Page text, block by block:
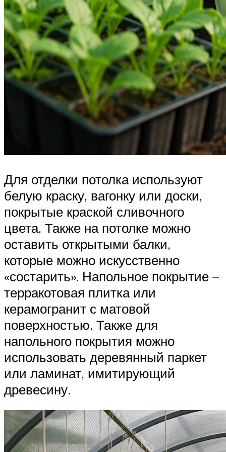
Для отделки потолка используют
белую краску, вагонку или доски,
покрытые краской сливочного
цвета. Также на потолке можно
оставить открытыми балки,
которые можно искусственно
«состарить». Напольное покрытие –
терракотовая плитка или
керамогранит с матовой
поверхностью. Также для
напольного покрытия можно
использовать деревянный паркет
или ламинат, имитирующий
древесину.